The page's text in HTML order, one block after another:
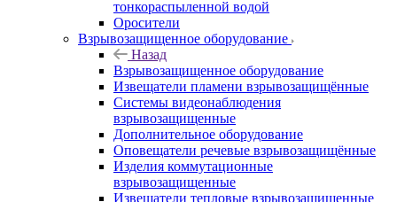
тонкораспыленной водой
Оросители
Взрывозащищенное оборудование
Назад
Взрывозащищенное оборудование
Извещатели пламени взрывозащищённые
Системы видеонаблюдения
взрывозащищенные
Дополнительное оборудование
Оповещатели речевые взрывозащищённые
Изделия коммутационные
взрывозащищенные
Извещатели тепловые взрывозащищенные